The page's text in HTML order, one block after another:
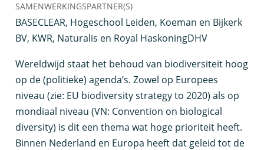
Wereldwijd staat het behoud van biodiversiteit hoog
op de (politieke) agenda’s. Zowel op Europees
niveau (zie: EU biodiversity strategy to 2020) als op
mondiaal niveau (VN: Convention on biological
diversity) is dit een thema wat hoge prioriteit heeft.
Binnen Nederland en Europa heeft dat geleid tot de
SAMENWERKINGSPARTNER(S)
BASECLEAR, Hogeschool Leiden, Koeman en Bijkerk
BV, KWR, Naturalis en Royal HaskoningDHV